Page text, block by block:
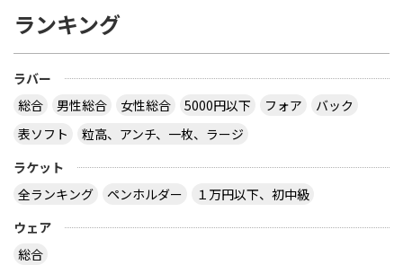
ランキング
ラバー
総合
男性総合 女性総合 5000円以下 フォア
バック
表ソフト
粒高、アンチ、一枚、ラージ
ラケット
全ランキング
ペンホルダー
１万円以下、初中級
ウェア
総合